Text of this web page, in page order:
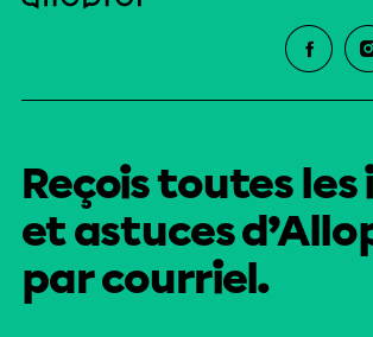
Reçois toutes les
et astuces
par courriel.